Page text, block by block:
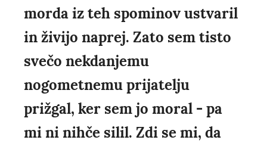
morda iz teh spominov ustvaril
in živijo naprej. Zato sem tisto
svečo nekdanjemu
nogometnemu prijatelju
prižgal, ker sem jo moral - pa
mi ni nihče silil. Zdi se mi, da